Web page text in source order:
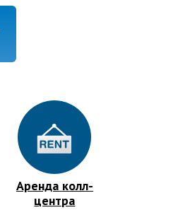
Аренда колл-
центра